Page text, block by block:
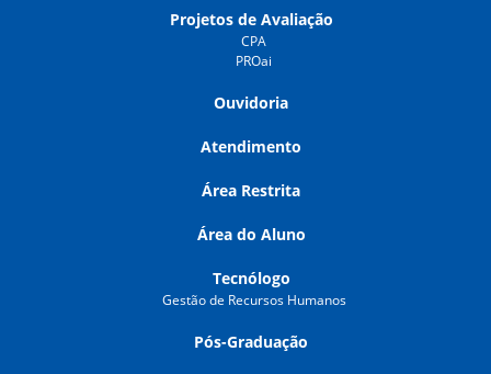
Projetos de Avaliação
CPA
PROai
Ouvidoria
Atendimento
Área Restrita
Área do Aluno
Tecnólogo
Gestão de Recursos Humanos
Pós-Graduação